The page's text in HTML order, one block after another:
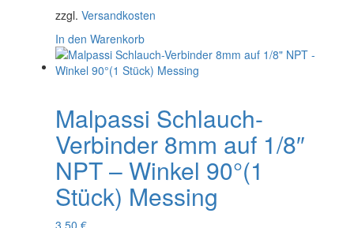
zzgl. Versandkosten
In den Warenkorb
Malpassi Schlauch-
Verbinder 8mm auf 1/8″
NPT – Winkel 90°(1
Stück) Messing
3,50 €